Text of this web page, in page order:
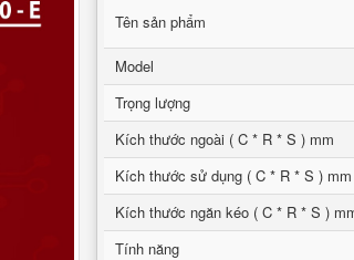
Tên sản phẩm
Model
Trọng lượng
Kích thước ngoài ( C * R * S ) mm
Kích thước sử dụng ( C * R * S ) mm
Kích thước ngăn kéo ( C * R * S )
Tính năng